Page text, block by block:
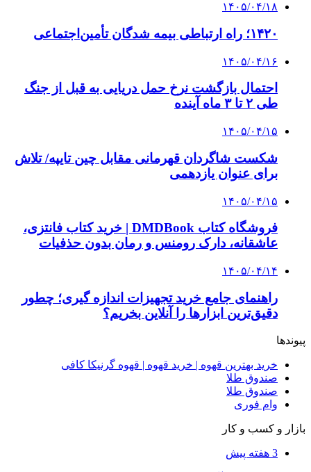
۱۴۰۵/۰۴/۱۸
۱۴۲۰؛ راه ارتباطی بیمه شدگان تأمین‌اجتماعی
۱۴۰۵/۰۴/۱۶
احتمال بازگشت نرخ حمل دریایی به قبل از جنگ
طی ۲ تا ۳ ماه آینده
۱۴۰۵/۰۴/۱۵
شکست شاگردان قهرمانی مقابل چین تایپه/ تلاش
برای عنوان یازدهمی
۱۴۰۵/۰۴/۱۵
فروشگاه کتاب DMDBook | خرید کتاب فانتزی،
عاشقانه، دارک رومنس و رمان بدون حذفیات
۱۴۰۵/۰۴/۱۴
راهنمای جامع خرید تجهیزات اندازه گیری؛ چطور
دقیق‌ترین ابزارها را آنلاین بخریم؟
پیوندها
خرید بهترین قهوه | خرید قهوه | قهوه گرنیکا کافی
صندوق طلا
صندوق طلا
وام فوری
بازار و کسب و کار
3 هفته پیش